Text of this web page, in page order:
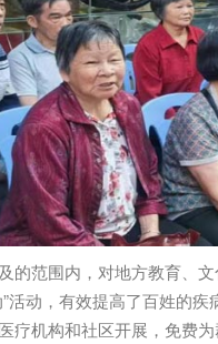
的范围内，对地方教育、
”活动，有效提高了百姓的
疗机构和社区开展，免费